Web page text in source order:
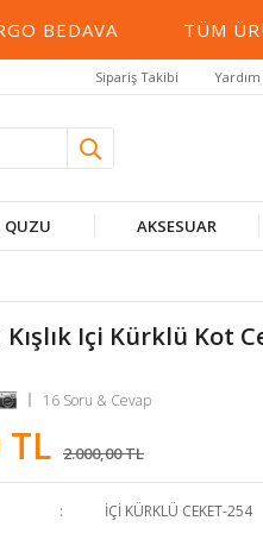
TÜM
Sipariş Takibi Yardım
QUZU AKSESUAR
Içi Kürklü Kot
16 Soru & Cevap
TL 2.000,00 TL
İÇİ KÜRKLÜ CEKET-254